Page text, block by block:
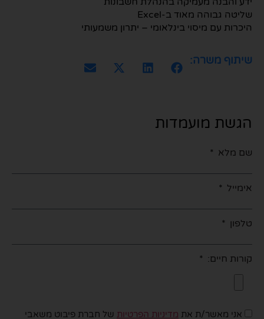
שליטה גבוהה מאוד ב-Excel
היכרות עם מיסוי בינלאומי – יתרון משמעותי
שיתוף משרה:
הגשת מועמדות
שם מלא
אימייל
טלפון
קורות חיים:
אני מאשר/ת את מדיניות הפרטיות של חברת פיבוט משאבי